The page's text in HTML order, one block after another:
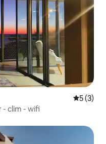
5 (3)
- clim - wifi